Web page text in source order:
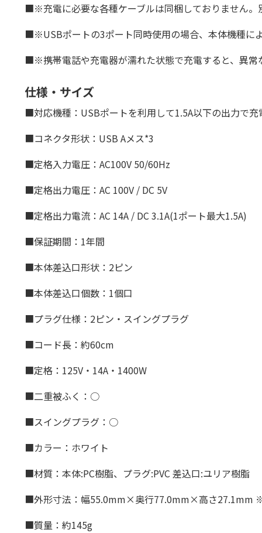
■※充電に必要な各種ケーブルは同梱しておりません。
■※USBポートの3ポート同時使用の場合、本体機種に
■※携帯電話や充電器が濡れた状態で充電すると、異常
仕様・サイズ
■対応機種：USBポートを利用して1.5A以下の出力で充
■コネクタ形状：USB Aメス*3
■定格入力電圧：AC100V 50/60Hz
■定格出力電圧：AC 100V / DC 5V
■定格出力電流：AC 14A / DC 3.1A(1ポート最大1.5A)
■保証期間：1年間
■本体差込口形状：2ピン
■本体差込口個数：1個口
■プラグ仕様：2ピン・スイングプラグ
■コード長：約60cm
■定格：125V・14A・1400W
■二重被ふく：○
■スイングプラグ：○
■カラー：ホワイト
■材質：本体:PC樹脂、プラグ:PVC 差込口:ユリア樹脂
■外形寸法：幅55.0mm×奥行77.0mm×高さ27.1mm ※
■質量：約145g